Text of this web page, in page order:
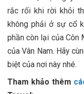
rắc rối khi rời khỏi
không phải ở sự cổ
phần còn lại của Côn
của Vân Nam. Hãy
biệt của nơi này nhé.
Tham khảo thêm